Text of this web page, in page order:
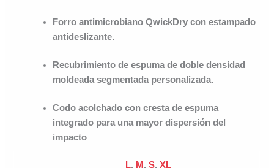
Forro antimicrobiano QwickDry con estampado
antideslizante.
Recubrimiento de espuma de doble densidad
moldeada segmentada personalizada.
Codo acolchado con cresta de espuma
integrado para una mayor dispersión del
impacto
L, M ,S,XL